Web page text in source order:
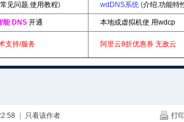
常见问题,使用教程) wdDNS系统 (介绍,功能特
能 DNS 开通 本地或虚拟机使 用wdcp
支持/服务 阿里云8折优惠券 无敌云
打印
只看该作者